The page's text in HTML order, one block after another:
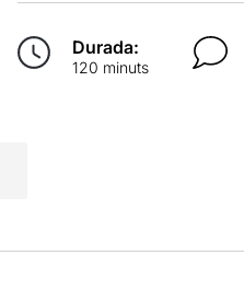
Durada:
120 minuts